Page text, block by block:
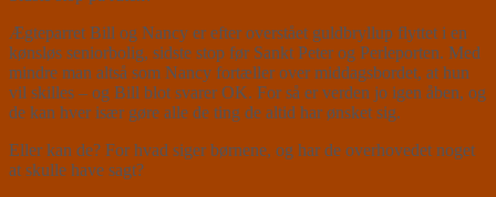
Ægteparret Bill og Nancy er efter overstået guldbryllup flyttet i en
kønsløs seniorbolig, sidste stop før Sankt Peter og Perleporten. Med
mindre man altså som Nancy fortæller over middagsbordet, at hun
vil skilles – og Bill blot svarer OK. For så er verden jo igen åben, og
de kan hver især gøre alle de ting de altid har ønsket sig.
Eller kan de? For hvad siger børnene, og har de overhovedet noget
at skulle have sagt?